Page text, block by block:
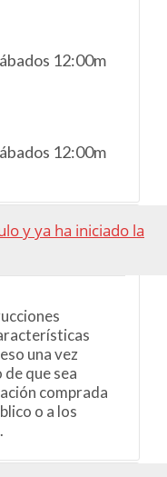
12:00m
12:00m
y ya ha iniciado la
una vez
que sea
comprada
o a los